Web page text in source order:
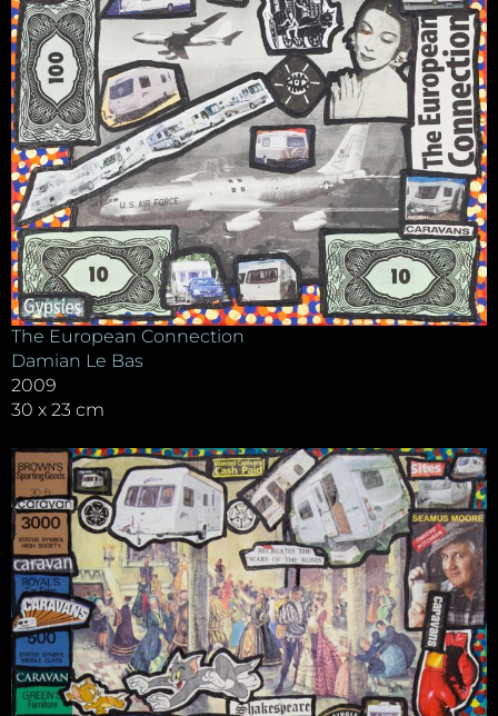
The European Connection
Damian Le Bas
2009
30 x 23 cm